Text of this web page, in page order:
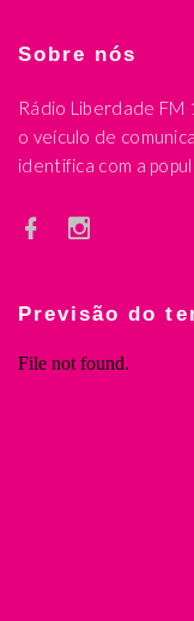
Sobre nós
Rádio Liberdade FM
o veículo de
identifica com a
Previsão do